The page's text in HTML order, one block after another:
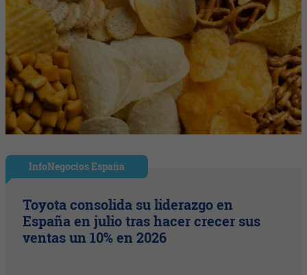
InfoNegocios España
Toyota consolida su liderazgo en
España en julio tras hacer crecer sus
ventas un 10% en 2026